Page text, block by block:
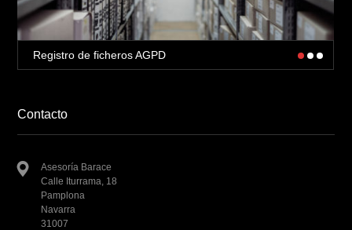
Registro de ficheros AGPD
Contacto
Asesoría Barace
Calle Iturrama, 18
Pamplona
Navarra
31007